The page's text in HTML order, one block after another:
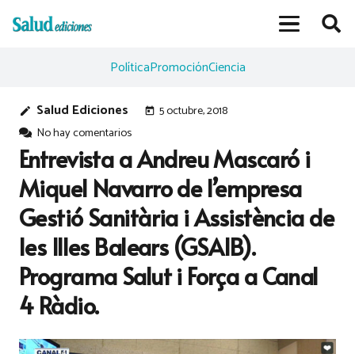
PolíticaPromociónCiencia
edit Salud Ediciones today 5 octubre, 2018
No hay comentarios
Entrevista a Andreu Mascaró i
Miquel Navarro de l’empresa
Gestió Sanitària i Assistència de
les Illes Balears (GSAIB).
Programa Salut i Força a Canal
4 Ràdio.